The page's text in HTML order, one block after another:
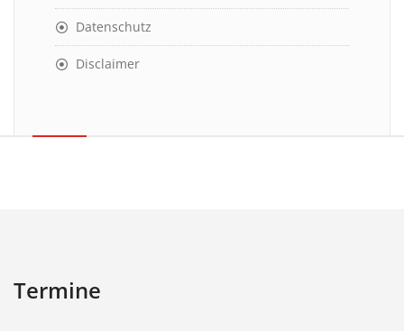
Datenschutz
Disclaimer
Termine